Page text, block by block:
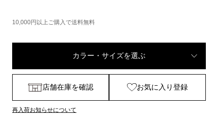
10,000円以上ご購入で送料無料
カラー・サイズを選ぶ
店舗在庫を確認 お気に入り登録
再入荷お知らせについて